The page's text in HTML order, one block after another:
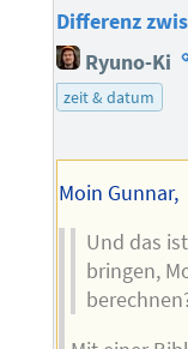
Differenz
Ryuno-Ki
zeit & datum
Moin Gunnar,
Und das
bringen,